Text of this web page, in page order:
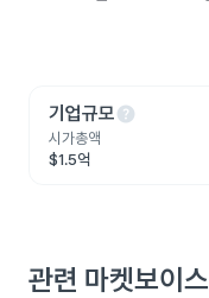
기업규모help
시가총액
$1.5억
관련 마켓보이스